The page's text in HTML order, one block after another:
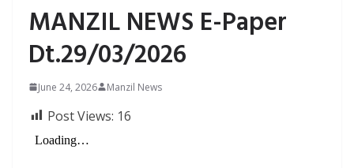
MANZIL NEWS E-Paper
Dt.29/03/2026
June 24, 2026 Manzil News
Post Views: 16